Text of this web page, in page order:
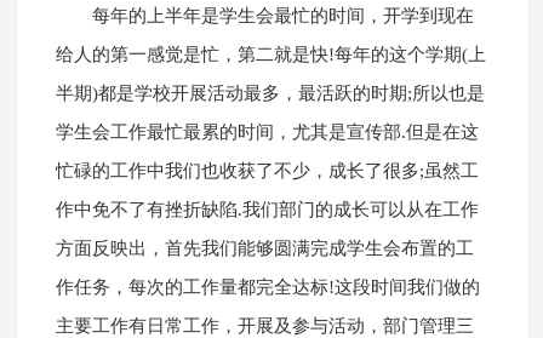
每年的上半年是学生会最忙的时间，开学到现在
给人的第一感觉是忙，第二就是快!每年的这个学期(上
半期)都是学校开展活动最多，最活跃的时期;所以也是
学生会工作最忙最累的时间，尤其是宣传部.但是在这
忙碌的工作中我们也收获了不少，成长了很多;虽然工
作中免不了有挫折缺陷.我们部门的成长可以从在工作
方面反映出，首先我们能够圆满完成学生会布置的工
作任务，每次的工作量都完全达标!这段时间我们做的
主要工作有日常工作，开展及参与活动，部门管理三